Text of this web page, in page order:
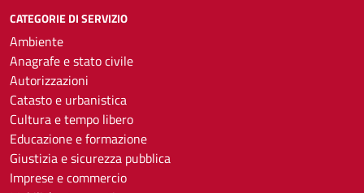
CATEGORIE DI SERVIZIO
Ambiente
Anagrafe e stato civile
Autorizzazioni
Catasto e urbanistica
Cultura e tempo libero
Educazione e formazione
Giustizia e sicurezza pubblica
Imprese e commercio